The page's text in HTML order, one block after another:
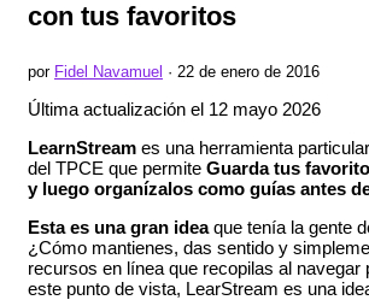
con tus favoritos
por Fidel Navamuel · 22 de enero de 2016
Última actualización el 12 mayo 2026
LearnStream es una herramienta
del TPCE que permite Guarda tus
y luego organízalos como guías antes
Esta es una gran ideaque tenía la gente
¿Cómo mantienes, das sentido y
recursos en línea que recopilas al navegar
este punto de vista, LearStream es una